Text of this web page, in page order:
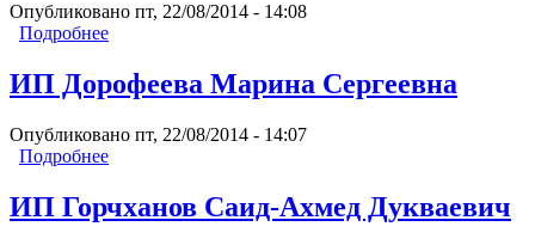
Опубликовано пт, 22/08/2014 - 14:08
Подробнее
ИП Дорофеева Марина Сергеевна
Опубликовано пт, 22/08/2014 - 14:07
Подробнее
ИП Горчханов Саид-Ахмед Дукваевич